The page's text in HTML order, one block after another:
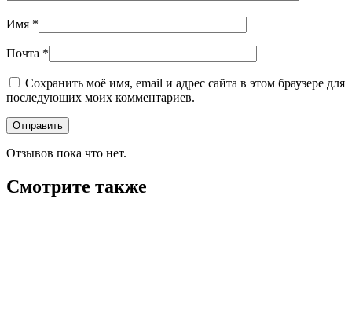
Имя *
Почта *
Сохранить моё имя, email и адрес сайта в этом браузере для
последующих моих комментариев.
Отзывов пока что нет.
Смотрите также